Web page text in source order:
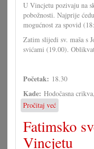
U Vincjetu pozivaju na
pobožnosti. Najprije
mogućnost za spovid
Zatim slijedi sv. maša s
svićami (19.00).
Početak: 18.30
Kade: Hodočasna
Pročitaj već
Fatimsko
svečevanje
u
Vincjetu
Fatimsko
Vincjetu